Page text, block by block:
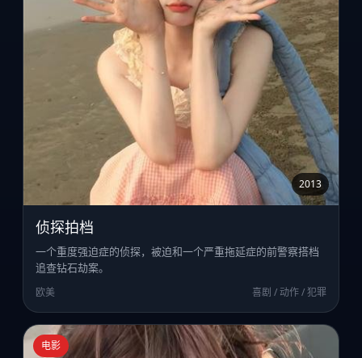
2013
侦探拍档
一个重度强迫症的侦探，被迫和一个严重拖延症的前警察搭档
追查钻石劫案。
欧美 喜剧 / 动作 / 犯罪
电影